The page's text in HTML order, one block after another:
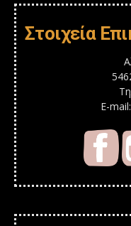
Στοιχεία
E-